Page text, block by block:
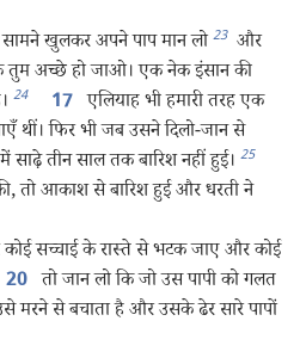
खुलकर अपने पाप मान लो 23 और
तुम अच्छे हो जाओ। एक नेक इंसान की
24 17 एलियाह भी हमारी तरह एक
थीं। फिर भी जब उसने दिलो-जान से
में साढ़े तीन साल तक बारिश नहीं हुई। 25
तो आकाश से बारिश हुई और धरती ने
सच्चाई के रास्ते से भटक जाए और कोई
20 तो जान लो कि जो उस पापी को गलत
मरने से बचाता है और उसके ढेर सारे पापों